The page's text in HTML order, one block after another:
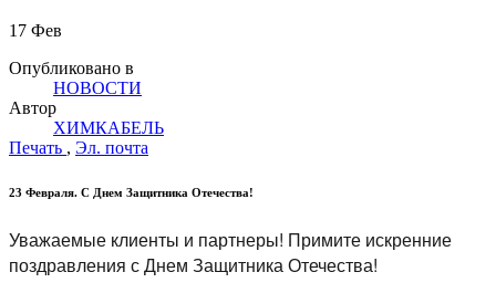
17 Фев
Опубликовано в
НОВОСТИ
Автор
ХИМКАБЕЛЬ
Печать , Эл. почта
23 Февраля. С Днем Защитника Отечества!
Уважаемые клиенты и партнеры! Примите искренние
поздравления с Днем Защитника Отечества!